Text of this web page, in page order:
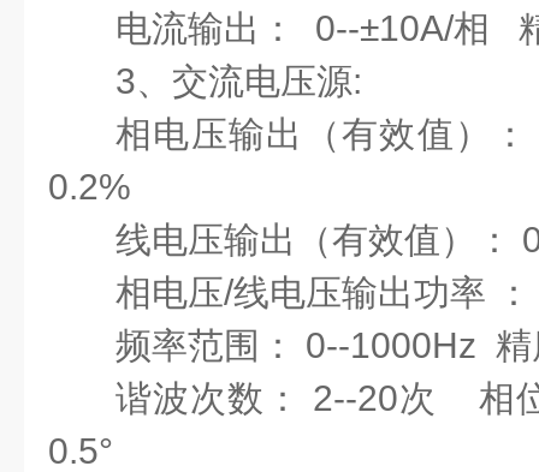
电流输出：
0--±10A/相
3、交流电压源:
相电压输出（有效值）：
0.2%
线电压输出（有效值）：
相电压/线电压输出功率
频率范围：
0--1000Hz
谐波次数：
2--20次 相
0.5°